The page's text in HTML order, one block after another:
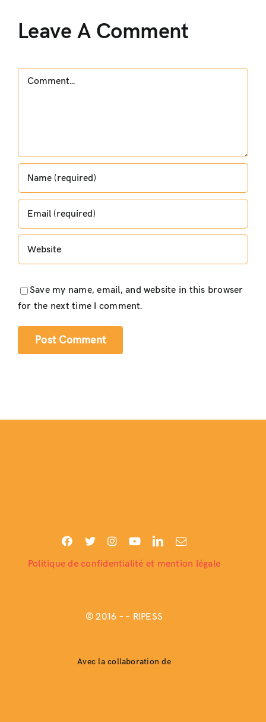
Leave A Comment
Comment
Save my name, email, and website in this browser
for the next time I comment.
Politique de confidentialité et mention légale
© 2016 –– RIPESS
Avec la collaboration de